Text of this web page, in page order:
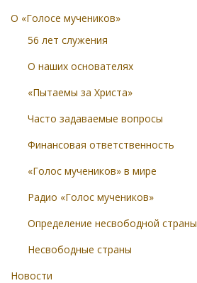
О «Голосе мучеников»
56 лет служения
О наших основателях
«Пытаемы за Христа»
Часто задаваемые вопросы
Финансовая ответственность
«Голос мучеников» в мире
Радио «Голос мучеников»
Определение несвободной страны
Несвободные страны
Новости